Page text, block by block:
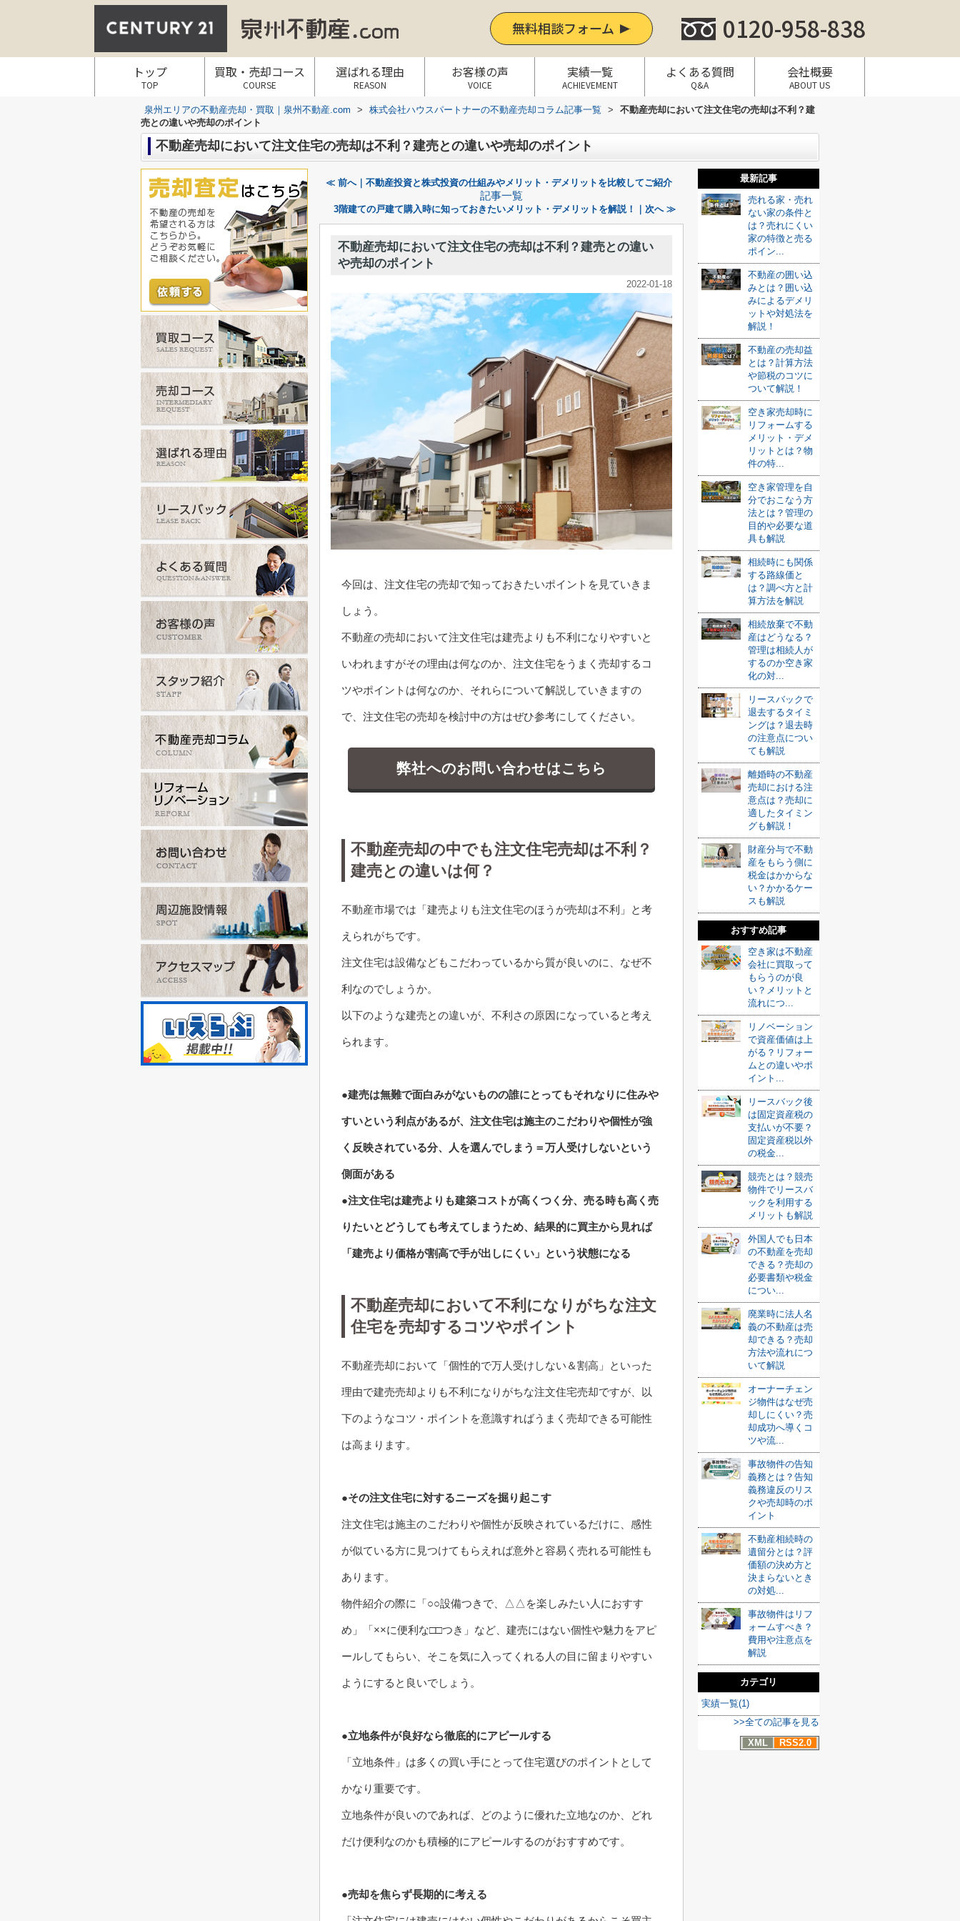
無料相談フォーム 0120-958-838
トップ
TOP
買取・売却コース
COURSE
選ばれる理由
REASON
お客様の声
VOICE
実績一覧
ACHIEVEMENT
よくある質問
Q&A
会社概要
ABOUT US
泉州エリアの不動産売却・買取｜泉州不動産.com > 株式会社ハウスパートナーの不動産売却コラム記事一覧 >
不動産売却において注文住宅の売却は不利？建
売との違いや売却のポイント
不動産売却において注文住宅の売却は不利？建売との違いや売却のポイント
≪ 前へ｜不動産投資と株式投資の仕組みやメリット・デメリットを比較してご紹介
記事一覧
3階建ての戸建て購入時に知っておきたいメリット・デメリットを解説！｜次へ ≫
不動産売却において注文住宅の売却は不利？建売との違い
や売却のポイント
2022-01-18
今回は、注文住宅の売却で知っておきたいポイントを見ていきま
しょう。
不動産の売却において注文住宅は建売よりも不利になりやすいと
いわれますがその理由は何なのか、注文住宅をうまく売却するコ
ツやポイントは何なのか、それらについて解説していきますの
で、注文住宅の売却を検討中の方はぜひ参考にしてください。
弊社へのお問い合わせはこちら
不動産売却の中でも注文住宅売却は不利？
建売との違いは何？
不動産市場では「建売よりも注文住宅のほうが売却は不利」と考
えられがちです。
注文住宅は設備などもこだわっているから質が良いのに、なぜ不
利なのでしょうか。
以下のような建売との違いが、不利さの原因になっていると考え
られます。
●建売は無難で面白みがないものの誰にとってもそれなりに住みや
すいという利点があるが、注文住宅は施主のこだわりや個性が強
く反映されている分、人を選んでしまう＝万人受けしないという
側面がある
●注文住宅は建売よりも建築コストが高くつく分、売る時も高く売
りたいとどうしても考えてしまうため、結果的に買主から見れば
「建売より価格が割高で手が出しにくい」という状態になる
不動産売却において不利になりがちな注文
住宅を売却するコツやポイント
不動産売却において「個性的で万人受けしない＆割高」といった
理由で建売売却よりも不利になりがちな注文住宅売却ですが、以
下のようなコツ・ポイントを意識すればうまく売却できる可能性
は高まります。
●その注文住宅に対するニーズを掘り起こす
注文住宅は施主のこだわりや個性が反映されているだけに、感性
が似ている方に見つけてもらえれば意外と容易く売れる可能性も
あります。
物件紹介の際に「○○設備つきで、△△を楽しみたい人におすす
め」「××に便利な□□つき」など、建売にはない個性や魅力をアピ
ールしてもらい、そこを気に入ってくれる人の目に留まりやすい
ようにすると良いでしょう。
●立地条件が良好なら徹底的にアピールする
「立地条件」は多くの買い手にとって住宅選びのポイントとして
かなり重要です。
立地条件が良いのであれば、どのように優れた立地なのか、どれ
だけ便利なのかも積極的にアピールするのがおすすめです。
●売却を焦らず長期的に考える
最新記事
売れる家・売れ
ない家の条件と
は？売れにくい
家の特徴と売る
ポイン...
不動産の囲い込
みとは？囲い込
みによるデメリ
ットや対処法を
解説！
不動産の売却益
とは？計算方法
や節税のコツに
ついて解説！
空き家売却時に
リフォームする
メリット・デメ
リットとは？物
件の特...
空き家管理を自
分でおこなう方
法とは？管理の
目的や必要な道
具も解説
相続時にも関係
する路線価と
は？調べ方と計
算方法を解説
相続放棄で不動
産はどうなる？
管理は相続人が
するのか空き家
化の対...
リースバックで
退去するタイミ
ングは？退去時
の注意点につい
ても解説
離婚時の不動産
売却における注
意点は？売却に
適したタイミン
グも解説！
財産分与で不動
産をもらう側に
税金はかからな
い？かかるケー
スも解説
おすすめ記事
空き家は不動産
会社に買取って
もらうのが良
い？メリットと
流れにつ...
リノベーション
で資産価値は上
がる？リフォー
ムとの違いやポ
イント...
リースバック後
は固定資産税の
支払いが不要？
固定資産税以外
の税金...
競売とは？競売
物件でリースバ
ックを利用する
メリットも解説
外国人でも日本
の不動産を売却
できる？売却の
必要書類や税金
につい...
廃業時に法人名
義の不動産は売
却できる？売却
方法や流れにつ
いて解説
オーナーチェン
ジ物件はなぜ売
却しにくい？売
却成功へ導くコ
ツや流...
事故物件の告知
義務とは？告知
義務違反のリス
クや売却時のポ
イント
不動産相続時の
遺留分とは？評
価額の決め方と
決まらないとき
の対処...
事故物件はリフ
ォームすべき？
費用や注意点を
解説
カテゴリ
実績一覧(1)
>>全ての記事を見る
XML
RSS2.0